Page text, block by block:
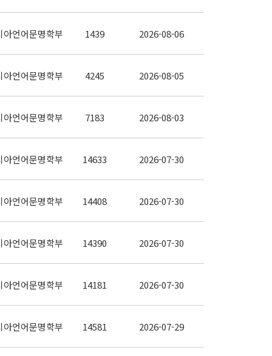
아언어문명학부 1439 2026-08-06
아언어문명학부 4245 2026-08-05
아언어문명학부 7183 2026-08-03
아언어문명학부 14633 2026-07-30
아언어문명학부 14408 2026-07-30
아언어문명학부 14390 2026-07-30
아언어문명학부 14181 2026-07-30
아언어문명학부 14581 2026-07-29